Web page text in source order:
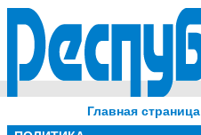
Главная страница